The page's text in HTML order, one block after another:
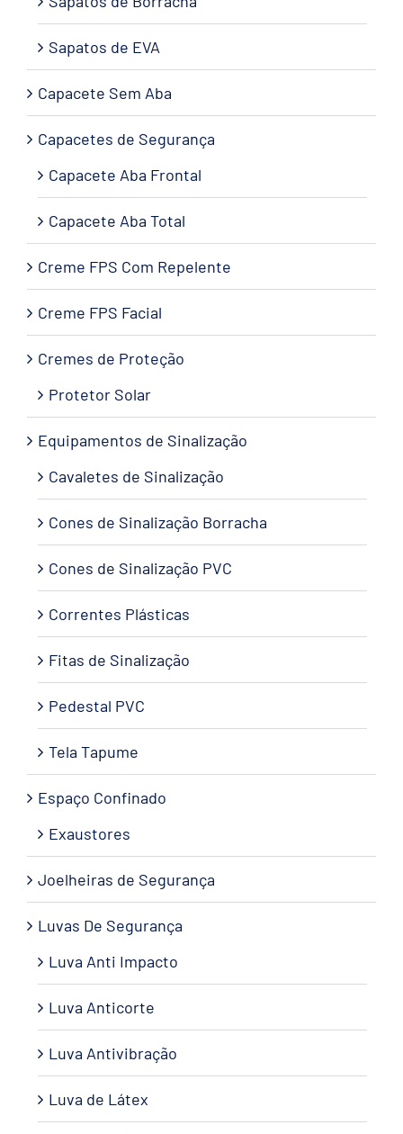
Sapatos de EVA
Capacete Sem Aba
Capacetes de Segurança
Capacete Aba Frontal
Capacete Aba Total
Creme FPS Com Repelente
Creme FPS Facial
Cremes de Proteção
Protetor Solar
Equipamentos de Sinalização
Cavaletes de Sinalização
Cones de Sinalização Borracha
Cones de Sinalização PVC
Correntes Plásticas
Fitas de Sinalização
Pedestal PVC
Tela Tapume
Espaço Confinado
Exaustores
Joelheiras de Segurança
Luvas De Segurança
Luva Anti Impacto
Luva Anticorte
Luva Antivibração
Luva de Látex